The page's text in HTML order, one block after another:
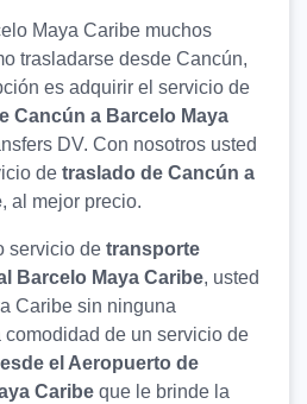
Maya Caribe muchos
trasladarse desde Cancún,
es adquirir el servicio de
Cancún a Barcelo Maya
DV. Con nosotros usted
de traslado de Cancún a
, al mejor precio.
servicio de transporte
Barcelo Maya Caribe, usted
Caribe sin ninguna
de un servicio de
el Aeropuerto de
Caribe que le brinde la